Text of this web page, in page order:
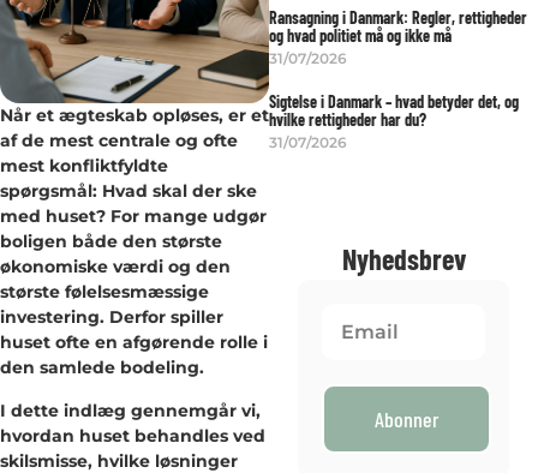
Ransagning i Danmark: Regler, rettigheder
og hvad politiet må og ikke må
31/07/2026
Sigtelse i Danmark – hvad betyder det, og
hvilke rettigheder har du?
31/07/2026
Nyhedsbrev
Abonner
Når et ægteskab opløses, er et
af de mest centrale og ofte
mest konfliktfyldte
spørgsmål: Hvad skal der ske
med huset? For mange udgør
boligen både den største
økonomiske værdi og den
største følelsesmæssige
investering. Derfor spiller
huset ofte en afgørende rolle i
den samlede bodeling.
I dette indlæg gennemgår vi,
hvordan huset behandles ved
skilsmisse, hvilke løsninger